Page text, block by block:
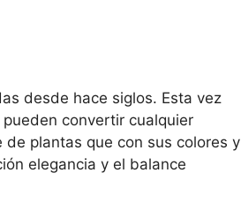
desde hace siglos. Esta vez
convertir cualquier
plantas que con sus colores y
elegancia y el balance